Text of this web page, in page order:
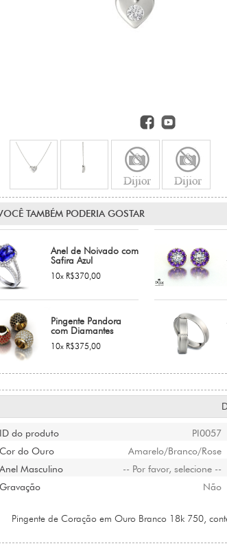
TAMBÉM PODERIA GOSTAR
Anel de Noivado com
Safira Azul
10x R$370,00
Pingente Pandora
com Diamantes
10x R$375,00
ID do produto PI0057
Cor do Ouro Amarelo/Branco/Rose
Anel Masculino -- Por favor, selecione --
Gravação Não
Pingente de Coração em Ouro Branco 18k 750,